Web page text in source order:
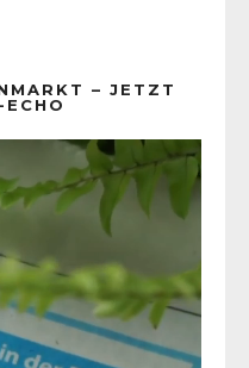
– JETZT